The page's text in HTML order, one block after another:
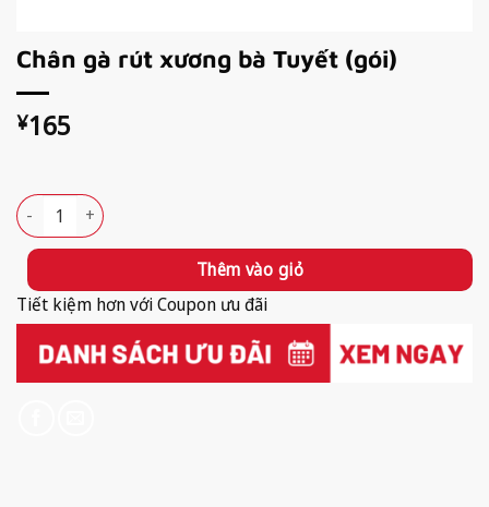
Chân gà rút xương bà Tuyết (gói)
¥165
Chân gà rút xương bà Tuyết (gói) số lượng
Thêm vào giỏ
Tiết kiệm hơn với Coupon ưu đãi